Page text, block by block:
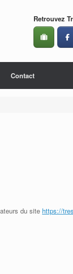
Retrouvez
Contact
du site https://